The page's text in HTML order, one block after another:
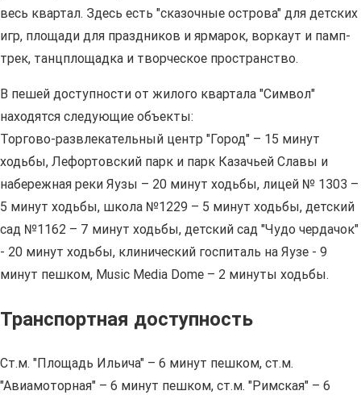
весь квартал. Здесь есть "сказочные острова" для детских
игр, площади для праздников и ярмарок, воркаут и памп-
трек, танцплощадка и творческое пространство.
В пешей доступности от жилого квартала "Символ"
находятся следующие объекты:
Торгово-развлекательный центр "Город" – 15 минут
ходьбы, Лефортовский парк и парк Казачьей Славы и
набережная реки Яузы – 20 минут ходьбы, лицей № 1303 –
5 минут ходьбы, школа №1229 – 5 минут ходьбы, детский
сад №1162 – 7 минут ходьбы, детский сад "Чудо чердачок"
- 20 минут ходьбы, клинический госпиталь на Яузе - 9
минут пешком, Music Media Dome – 2 минуты ходьбы.
Транспортная доступность
Ст.м. "Площадь Ильича" – 6 минут пешком, ст.м.
"Авиамоторная" – 6 минут пешком, ст.м. "Римская" – 6